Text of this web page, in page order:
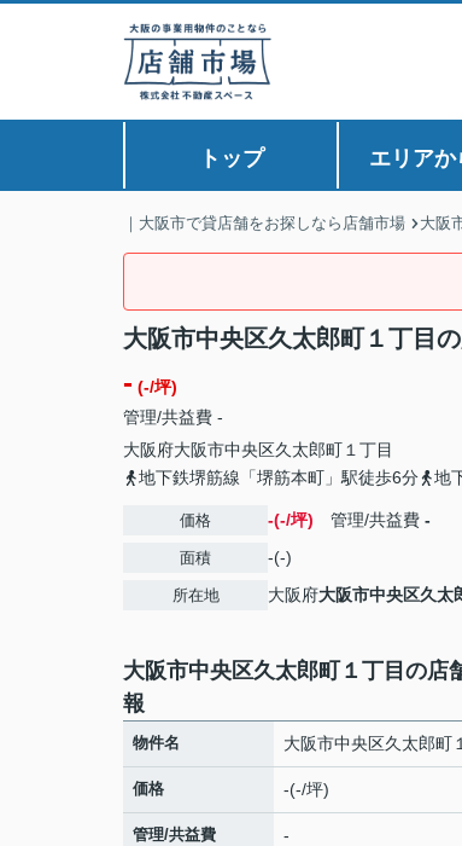
トップ エリアか
｜大阪市で貸店舗をお探しなら店舗市場 大阪
大阪市中央区久太郎町１丁目
- (-/坪)
管理/共益費 -
大阪府大阪市中央区久太郎町 １丁目
地下鉄堺筋線「堺筋本町」駅徒歩6分
地
価格 -(-/坪) 管理/共益費 -
面積 -(-)
所在地 大阪府大阪市中央区久太
大阪市中央区久太郎町１丁目の店
報
物件名 大阪市中央区久太郎町
価格 -(-/坪)
管理/共益費 -